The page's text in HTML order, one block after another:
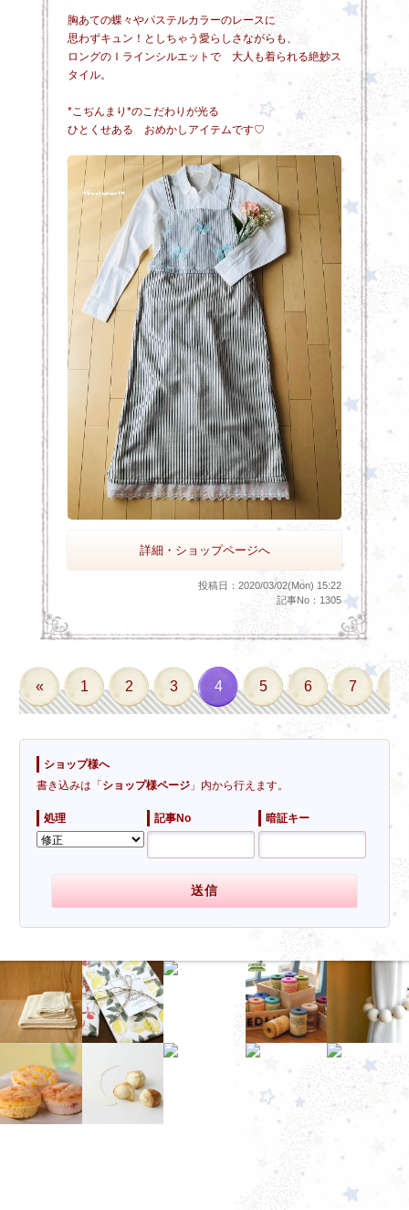
胸あての蝶々やパステルカラーのレースに
思わずキュン！としちゃう愛らしさながらも、
ロングのＩラインシルエットで 大人も着られる絶妙ス
タイル。
*こぢんまり*のこだわりが光る
ひとくせある おめかしアイテムです♡
詳細・ショップページへ
投稿日：2020/03/02(Mon) 15:22
記事No：1305
« 1 2 3 4 5 6 7
ショップ様へ
書き込みは「 ショップ様ページ 」内から行えます。
処理 記事No 暗証キー